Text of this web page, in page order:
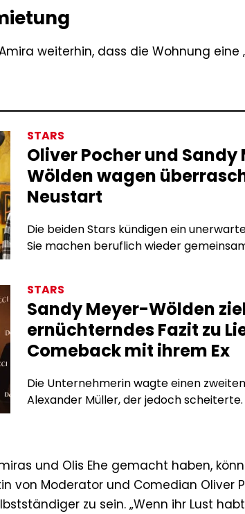
weiterhin, dass die Wohnung eine
STARS
Oliver Pocher und Sandy
Wölden wagen
Neustart
Die beiden Stars kündigen ein
Sie machen beruflich wieder
STARS
Sandy Meyer-Wölden
ernüchterndes Fazit zu
Comeback mit ihrem Ex
Die Unternehmerin wagte einen
Alexander Müller, der jedoch scheiterte.
und Olis Ehe gemacht haben,
von Moderator und Comedian Oliver
zu sein. „Wenn ihr Lust